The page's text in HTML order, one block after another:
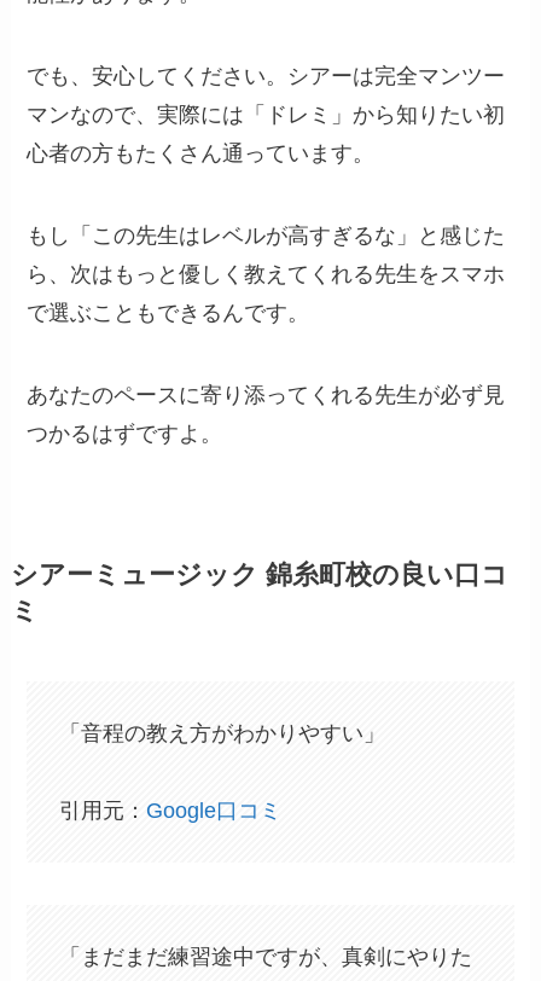
でも、安心してください。シアーは完全マンツー
マンなので、実際には「ドレミ」から知りたい初
心者の方もたくさん通っています。
もし「この先生はレベルが高すぎるな」と感じた
ら、次はもっと優しく教えてくれる先生をスマホ
で選ぶこともできるんです。
あなたのペースに寄り添ってくれる先生が必ず見
つかるはずですよ。
シアーミュージック 錦糸町校の良い口コ
ミ
「音程の教え方がわかりやすい」
引用元： Google口コミ
「まだまだ練習途中ですが、真剣にやりた